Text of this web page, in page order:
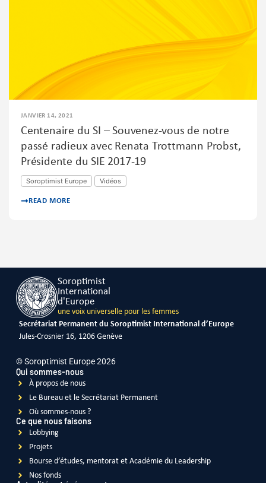
JANVIER 14, 2021
Centenaire du SI – Souvenez-vous de notre
passé radieux avec Renata Trottmann Probst,
Présidente du SIE 2017-19
Soroptimist Europe Vidéos
READ MORE
Soroptimist
International
d'Europe
une voix universelle pour les femmes
Secrétariat Permanent du Soroptimist International d’Europe
Jules-Crosnier 16, 1206 Genève
© Soroptimist Europe 2026
Qui sommes-nous
À propos de nous
Le Bureau et le Secrétariat Permanent
Où sommes-nous ?
Ce que nous faisons
Lobbying
Projets
Bourse d’études, mentorat et Académie du Leadership
Nos fonds